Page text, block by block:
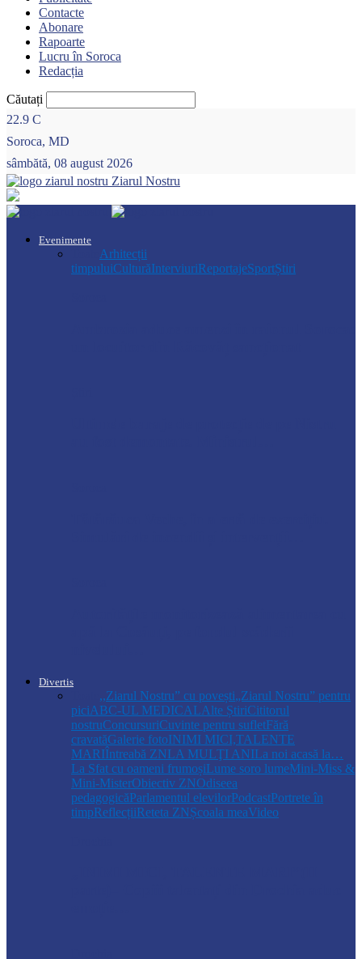
Contacte
Abonare
Rapoarte
Lucru în Soroca
Redacția
Căutați
22.9 C
Soroca, MD
sâmbătă, 08 august 2026
Ziarul Nostru
Evenimente
Arhitecții
timpuluiCulturăInterviuriReportajeSportȘtiri
Divertis
,,Ziarul Nostru” cu povești„Ziarul Nostru” pentru
piciABC-UL MEDICALAlte ȘtiriCititorul
nostruConcursuriCuvinte pentru sufletFără
cravatăGalerie fotoINIMI MICI,TALENTE
MARIÎntreabă ZNLA MULŢI ANILa noi acasă la…
La Sfat cu oameni frumoșiLume soro lumeMini-Miss &
Mini-MisterObiectiv ZNOdiseea
pedagogicăParlamentul elevilorPodcastPortrete în
timpReflecțiiReteta ZNȘcoala meaVideo